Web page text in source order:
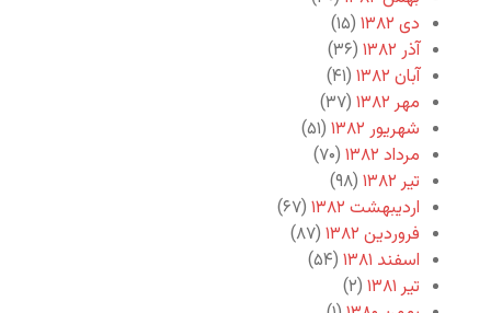
دی ۱۳۸۲
(۱۵)
آذر ۱۳۸۲
(۳۶)
آبان ۱۳۸۲
(۴۱)
مهر ۱۳۸۲
(۳۷)
شهریور ۱۳۸۲
(۵۱)
مرداد ۱۳۸۲
(۷۰)
تیر ۱۳۸۲
(۹۸)
اردیبهشت ۱۳۸۲
(۶۷)
فروردین ۱۳۸۲
(۸۷)
اسفند ۱۳۸۱
(۵۴)
تیر ۱۳۸۱
(۲)